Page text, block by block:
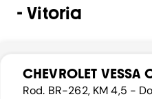
-Vitoria
CHEVROLET VESSA
Rod. BR-262, KM 4,5 -